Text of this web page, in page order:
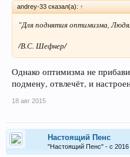
andrey-33 сказал(а): ↑
"Для поднятия оптимизма,
/В.С. Шефнер/
Однако оптимизма не
подмену, отвлечёт, и
18 авг 2015
Настоящий Пенс
"Настоящий Пенс" - с 2016